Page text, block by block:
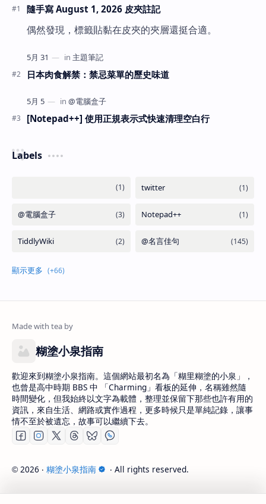
隨手寫 August 1, 2026 皮夾註記
偶然發現，標籤貼黏在皮夾的夾層還挺合適。
日本肉食解禁：禁忌菜單的歷史味道
[Notepad++] 使用正規表示式快速清理空白行
Labels
糊塗小泉指南
歡迎來到糊塗小泉指南。這個網站最初名為「糊里糊塗的小泉」，
也曾是高中時期 BBS 中 「Charming」看板的延伸，名稱雖然隨
時間變化，但我始終以文字為載體，整理並保留下那些也許有用的
資訊，來自生活、網路或實作過程，更多時候只是單純記錄，讓事
情不至於被遺忘，故事可以繼續下去。
© 2026 ‧ 糊塗小泉指南 ‧ All rights reserved.